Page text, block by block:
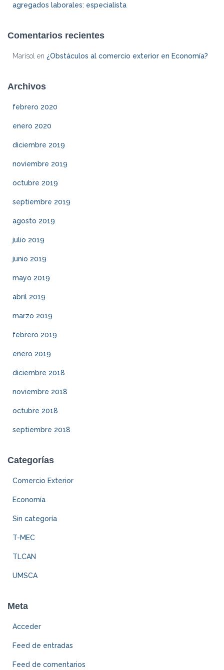
agregados laborales: especialista
Comentarios recientes
Marisol en ¿Obstáculos al comercio exterior en Economía?
Archivos
febrero 2020
enero 2020
diciembre 2019
noviembre 2019
octubre 2019
septiembre 2019
agosto 2019
julio 2019
junio 2019
mayo 2019
abril 2019
marzo 2019
febrero 2019
enero 2019
diciembre 2018
noviembre 2018
octubre 2018
septiembre 2018
Categorías
Comercio Exterior
Economía
Sin categoría
T-MEC
TLCAN
UMSCA
Meta
Acceder
Feed de entradas
Feed de comentarios